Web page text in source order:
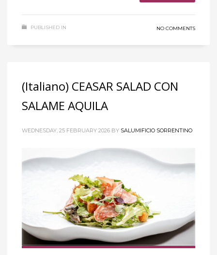
PUBLISHED IN NO COMMENTS
(Italiano) CEASAR SALAD CON
SALAME AQUILA
WEDNESDAY, 25 FEBRUARY 2026 BY SALUMIFICIO SORRENTINO